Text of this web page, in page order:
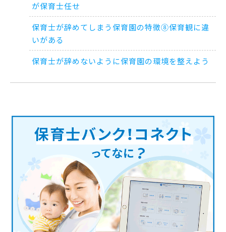
が保育士任せ
保育士が辞めてしまう保育園の特徴⑧保育観に違
いがある
保育士が辞めないように保育園の環境を整えよう